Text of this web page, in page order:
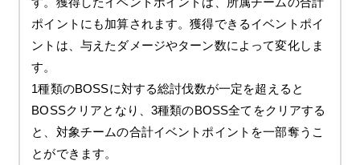
ポイントにも加算されます。獲得できるイベントポイ
ントは、与えたダメージやターン数によって変化しま
す。
1種類のBOSSに対する総討伐数が一定を超えると
BOSSクリアとなり、3種類のBOSS全てをクリアする
と、対象チームの合計イベントポイントを一部奪うこ
とができます。